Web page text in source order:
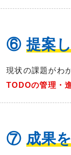
⑥提案
現状の課題がわ
TODOの管理・
⑦ 成果